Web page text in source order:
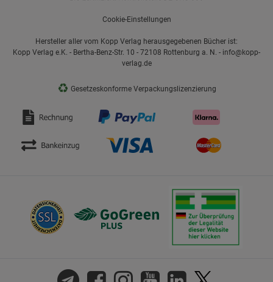
Cookie-Einstellungen
Hersteller aller vom Kopp Verlag herausgegebenen Bücher ist:
Kopp Verlag e.K. - Bertha-Benz-Str. 10 - 72108 Rottenburg a. N. - info@kopp-
verlag.de
♻ Gesetzeskonforme Verpackungslizenzierung